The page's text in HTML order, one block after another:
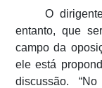
O dirigente
entanto, que
campo da
ele está
discussão.